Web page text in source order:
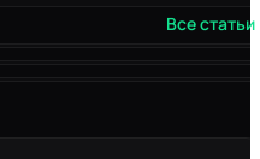
Все статьи